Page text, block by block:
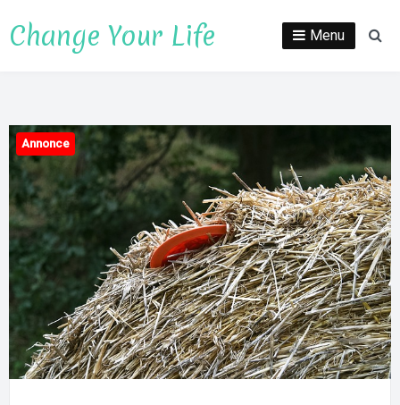
Change Your Life Menu
Annonce